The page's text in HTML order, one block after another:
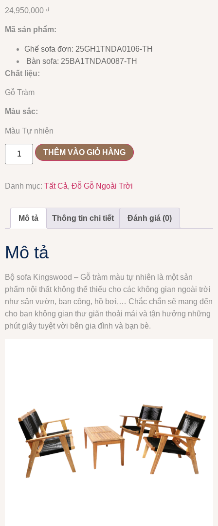
24,950,000 ₫
Mã sản phẩm:
Ghế sofa đơn: 25GH1TNDA0106-TH
Bàn sofa: 25BA1TNDA0087-TH
Chất liệu:
Gỗ Tràm
Màu sắc:
Màu Tự nhiên
THÊM VÀO GIỎ HÀNG
Danh mục: Tất Cả, Đỗ Gỗ Ngoài Trời
Mô tả Thông tin chi tiết Đánh giá (0)
Mô tả
Bộ sofa Kingswood – Gỗ tràm màu tự nhiên là một sản
phẩm nội thất không thể thiếu cho các không gian ngoài trời
như sân vườn, ban công, hồ bơi,… Chắc chắn sẽ mang đến
cho bạn không gian thư giãn thoải mái và tận hưởng những
phút giây tuyệt vời bên gia đình và bạn bè.